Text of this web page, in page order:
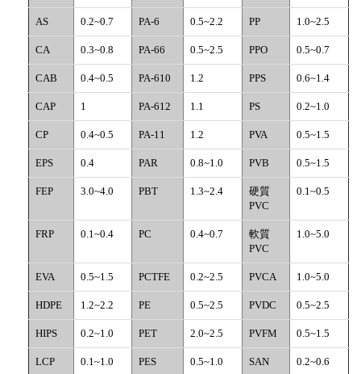
AS 0.2~0.7 PA-6 0.5~2.2 PP 1.0~2.5
CA 0.3~0.8 PA-66 0.5~2.5 PPO 0.5~0.7
CAB 0.4~0.5 PA-610 1.2 PPS 0.6~1.4
CAP 1 PA-612 1.1 PS 0.2~1.0
CP 0.4~0.5 PA-11 1.2 PVA 0.5~1.5
EPS 0.4 PAR 0.8~1.0 PVB 0.5~1.5
FEP 3.0~4.0 PBT 1.3~2.4
硬質
PVC
0.1~0.5
FRP 0.1~0.4 PC 0.4~0.7
軟質
PVC
1.0~5.0
EVA 0.5~1.5 PCTFE 0.2~2.5 PVCA 1.0~5.0
HDPE 1.2~2.2 PE 0.5~2.5 PVDC 0.5~2.5
HIPS 0.2~1.0 PET 2.0~2.5 PVFM 0.5~1.5
LCP 0.1~1.0 PES 0.5~1.0 SAN 0.2~0.6